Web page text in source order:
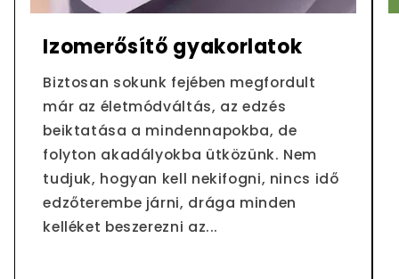
Izomerősítő gyakorlatok
Biztosan sokunk fejében megfordult
már az életmódváltás, az edzés
beiktatása a mindennapokba, de
folyton akadályokba ütközünk. Nem
tudjuk, hogyan kell nekifogni, nincs idő
edzőterembe járni, drága minden
kelléket beszerezni az...